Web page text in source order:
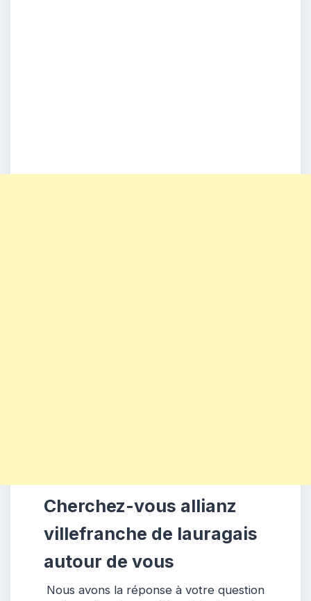
Cherchez-vous allianz
villefranche de lauragais
autour de vous
Nous avons la réponse à votre question